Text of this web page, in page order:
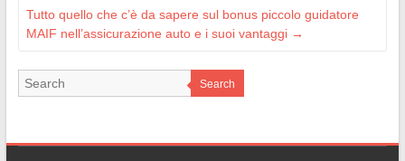
Tutto quello che c’è da sapere sul bonus piccolo guidatore
MAIF nell’assicurazione auto e i suoi vantaggi →
Search